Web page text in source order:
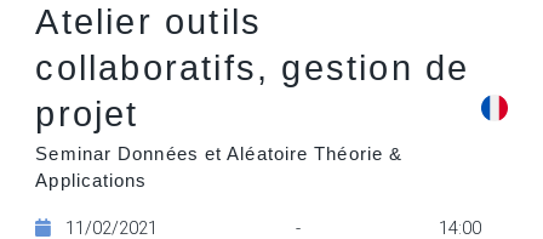
Atelier outils
collaboratifs, gestion de
projet
Seminar Données et Aléatoire Théorie &
Applications
11/02/2021 - 14:00